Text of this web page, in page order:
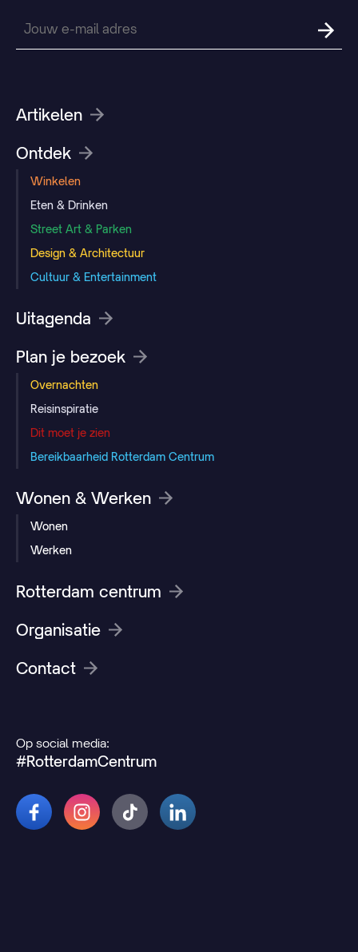
Artikelen
Ontdek
Winkelen
Eten & Drinken
Street Art & Parken
Design & Architectuur
Cultuur & Entertainment
Uitagenda
Plan je bezoek
Overnachten
Reisinspiratie
Dit moet je zien
Bereikbaarheid Rotterdam Centrum
Wonen & Werken
Wonen
Werken
Rotterdam centrum
Organisatie
Contact
Op social media:
#RotterdamCentrum